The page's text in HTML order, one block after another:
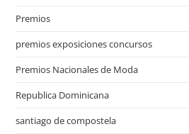
Premios
premios exposiciones concursos
Premios Nacionales de Moda
Republica Dominicana
santiago de compostela